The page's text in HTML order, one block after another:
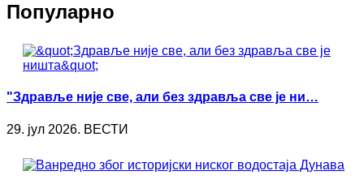
Популарно
"Здравље није све, али без здравља све је ни…
29. јул 2026. ВЕСТИ